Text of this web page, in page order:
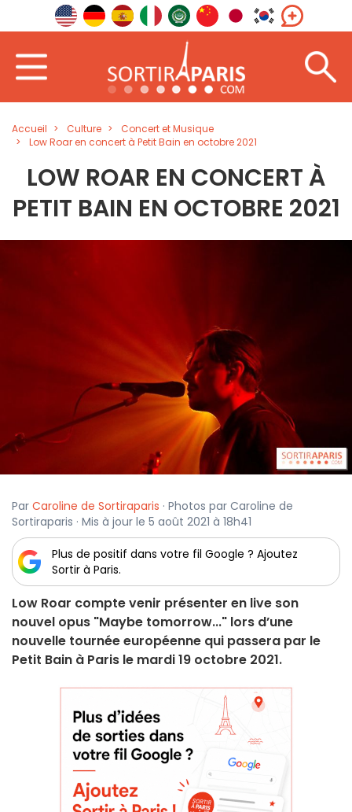
Accueil Culture
Concert et Musique
Low Roar en concert à Petit Bain en octobre 2021
LOW ROAR EN CONCERT À
PETIT BAIN EN OCTOBRE 2021
Par Caroline de Sortiraparis · Photos par Caroline de
Sortiraparis · Mis à jour le 5 août 2021 à 18h41
Plus de positif dans votre fil Google ? Ajoutez
Sortir à Paris.
Low Roar compte venir présenter en live son
nouvel opus "Maybe tomorrow..." lors d’une
nouvelle tournée européenne qui passera par le
Petit Bain à Paris le mardi 19 octobre 2021.